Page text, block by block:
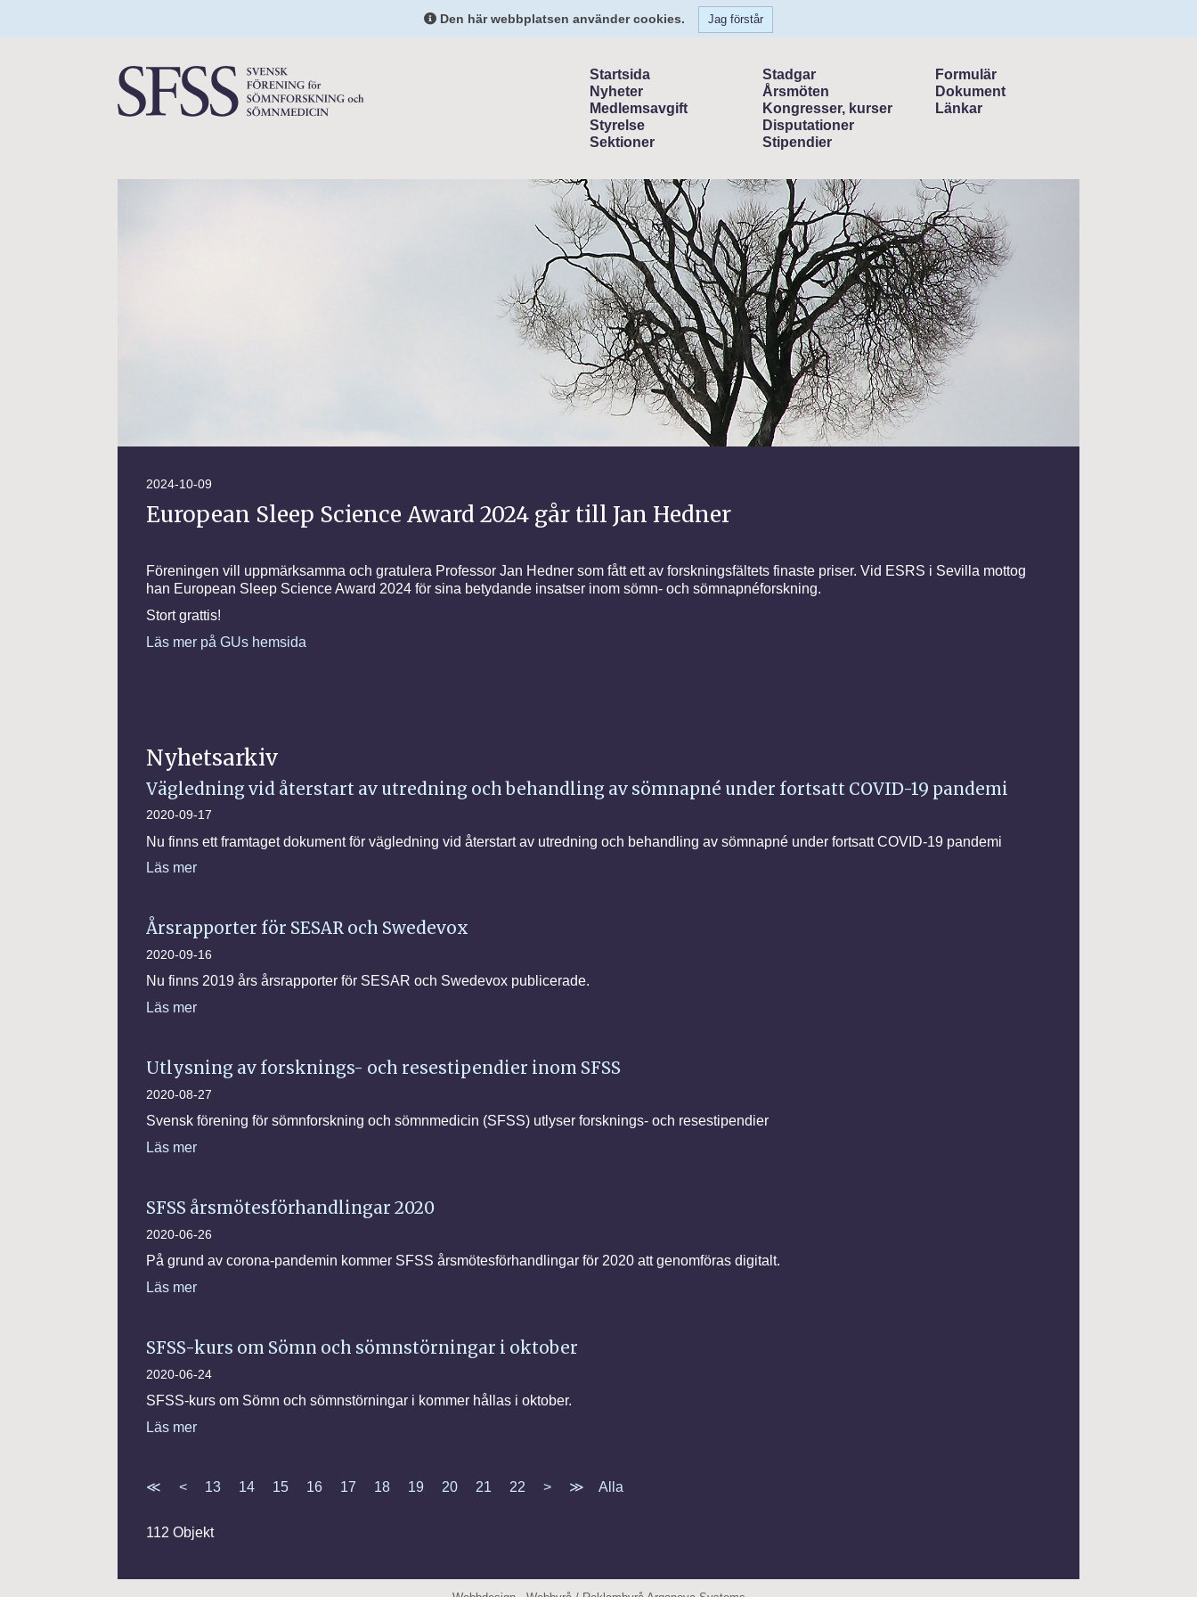
Den här webbplatsen använder cookies. Jag förstår
Startsida
Nyheter
Medlemsavgift
Styrelse
Sektioner
Stadgar
Årsmöten
Kongresser, kurser
Disputationer
Stipendier
Formulär
Dokument
Länkar
2024-10-09
European Sleep Science Award 2024 går till Jan Hedner
Föreningen vill uppmärksamma och gratulera Professor Jan Hedner som fått ett av forskningsfältets finaste priser. Vid ESRS i Sevilla mottog
han European Sleep Science Award 2024 för sina betydande insatser inom sömn- och sömnapnéforskning.
Stort grattis!
Läs mer på GUs hemsida
Nyhetsarkiv
Vägledning vid återstart av utredning och behandling av sömnapné under fortsatt COVID-19 pandemi
2020-09-17
Nu finns ett framtaget dokument för vägledning vid återstart av utredning och behandling av sömnapné under fortsatt COVID-19 pandemi
Läs mer
Årsrapporter för SESAR och Swedevox
2020-09-16
Nu finns 2019 års årsrapporter för SESAR och Swedevox publicerade.
Läs mer
Utlysning av forsknings- och resestipendier inom SFSS
2020-08-27
Svensk förening för sömnforskning och sömnmedicin (SFSS) utlyser forsknings- och resestipendier
Läs mer
SFSS årsmötesförhandlingar 2020
2020-06-26
På grund av corona-pandemin kommer SFSS årsmötesförhandlingar för 2020 att genomföras digitalt.
Läs mer
SFSS-kurs om Sömn och sömnstörningar i oktober
2020-06-24
SFSS-kurs om Sömn och sömnstörningar i kommer hållas i oktober.
Läs mer
≪ < 13 14 15 16 17 18 19 20 21 22 > ≫ Alla
112 Objekt